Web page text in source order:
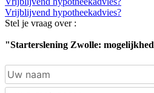
Vrijblijvend hypotheekadvies?
Stel je vraag over :
"Starterslening Zwolle: